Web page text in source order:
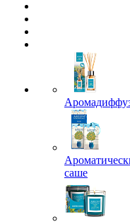
саше